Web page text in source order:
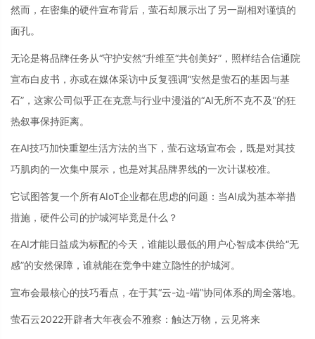
然而，在密集的硬件宣布背后，萤石却展示出了另一副相对谨慎的
面孔。
无论是将品牌任务从“守护安然”升维至“共创美好”，照样结合信通院
宣布白皮书，亦或在媒体采访中反复强调“安然是萤石的基因与基
石”，这家公司似乎正在克意与行业中漫溢的“AI无所不克不及”的狂
热叙事保持距离。
在AI技巧加快重塑生活方法的当下，萤石这场宣布会，既是对其技
巧肌肉的一次集中展示，也是对其品牌界线的一次计谋校准。
它试图答复一个所有AIoT企业都在思虑的问题：当AI成为基本举措
措施，硬件公司的护城河毕竟是什么？
在AI才能日益成为标配的今天，谁能以最低的用户心智成本供给“无
感”的安然保障，谁就能在竞争中建立隐性的护城河。
宣布会最核心的技巧看点，在于其“云-边-端”协同体系的周全落地。
萤石云2022开辟者大年夜会不雅察：触达万物，云见将来